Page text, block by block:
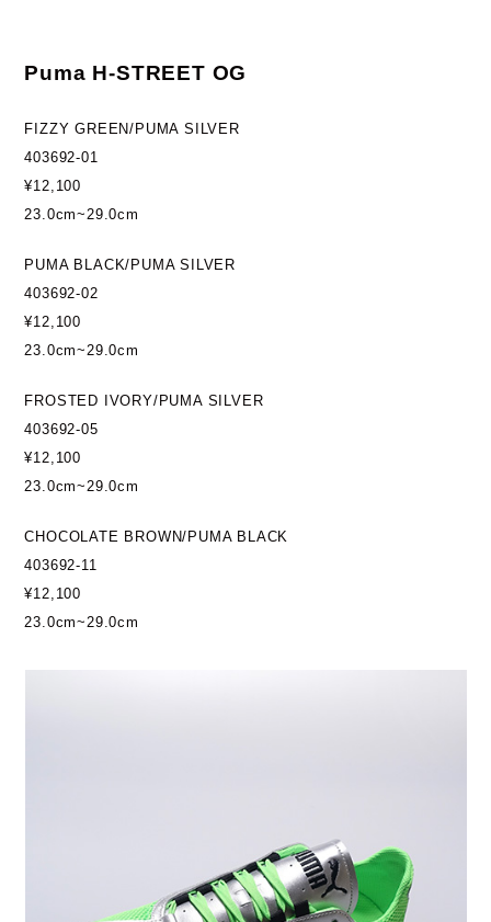
Puma H-STREET OG
FIZZY GREEN/PUMA SILVER
403692-01
¥12,100
23.0cm~29.0cm
PUMA BLACK/PUMA SILVER
403692-02
¥12,100
23.0cm~29.0cm
FROSTED IVORY/PUMA SILVER
403692-05
¥12,100
23.0cm~29.0cm
CHOCOLATE BROWN/PUMA BLACK
403692-11
¥12,100
23.0cm~29.0cm